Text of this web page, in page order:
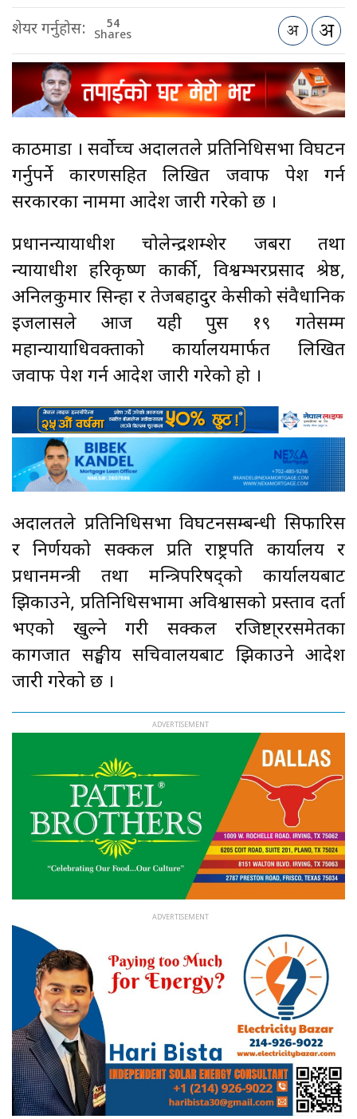
शेयर गर्नुहोस: 54
Shares
काठमाडौँ । सर्वोच्च अदालतले प्रतिनिधिसभा विघटन
गर्नुपर्ने कारणसहित लिखित जवाफ पेश गर्न
सरकारका नाममा आदेश जारी गरेको छ ।
प्रधानन्यायाधीश चोलेन्द्रशम्शेर जबरा तथा
न्यायाधीश हरिकृष्ण कार्की, विश्वम्भरप्रसाद श्रेष्ठ,
अनिलकुमार सिन्हा र तेजबहादुर केसीको संवैधानिक
इजलासले आज यही पुस १९ गतेसम्म
महान्यायाधिवक्ताको कार्यालयमार्फत लिखित
जवाफ पेश गर्न आदेश जारी गरेको हो ।
अदालतले प्रतिनिधिसभा विघटनसम्बन्धी सिफारिस
र निर्णयको सक्कल प्रति राष्ट्रपति कार्यालय र
प्रधानमन्त्री तथा मन्त्रिपरिषद्को कार्यालयबाट
झिकाउने, प्रतिनिधिसभामा अविश्वासको प्रस्ताव दर्ता
भएको खुल्ने गरी सक्कल रजिष्टा्ररसमेतका
कागजात सङ्घीय सचिवालयबाट झिकाउने आदेश
जारी गरेको छ ।